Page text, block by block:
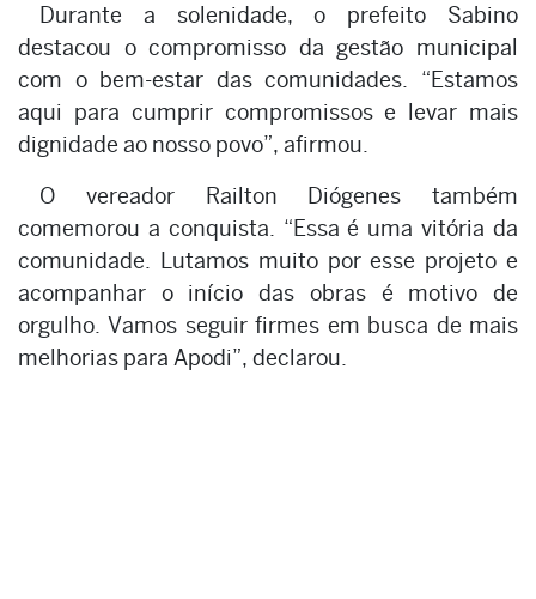
Durante a solenidade, o prefeito Sabino
destacou o compromisso da gestão municipal
com o bem-estar das comunidades. “Estamos
aqui para cumprir compromissos e levar mais
dignidade ao nosso povo”, afirmou.
O vereador Railton Diógenes também
comemorou a conquista. “Essa é uma vitória da
comunidade. Lutamos muito por esse projeto e
acompanhar o início das obras é motivo de
orgulho. Vamos seguir firmes em busca de mais
melhorias para Apodi”, declarou.